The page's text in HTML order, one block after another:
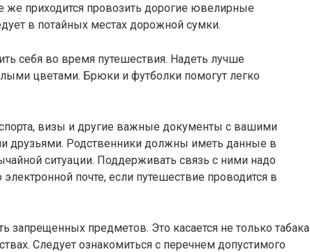
же приходится провозить дорогие ювелирные
в потайных местах дорожной сумки.
себя во время путешествия. Надеть лучше
цветами. Брюки и футболки помогут легко
визы и другие важные документы с вашими
друзьями. Родственники должны иметь данные в
ситуации. Поддерживать связь с ними надо
почте, если путешествие проводится в
запрещенных предметов. Это касается не только табака
Следует ознакомиться с перечнем допустимого